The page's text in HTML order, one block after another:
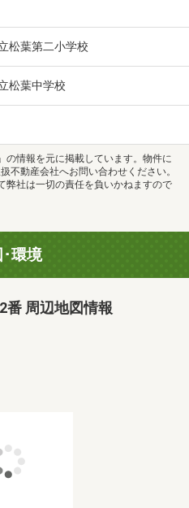
松葉第二小学校
松葉中学校
」の情報を元に掲載しています。物件に
不動産会社へお問い合わせください。
弊社は一切の責任を負いかねますので
環境
番 周辺地図情報